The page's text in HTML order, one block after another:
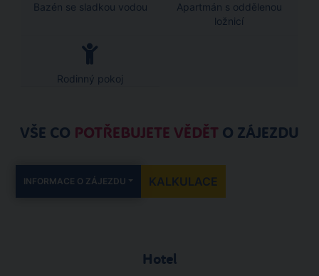
Bazén se sladkou vodou
Apartmán s oddělenou
ložnicí
Rodinný pokoj
VŠE CO POTŘEBUJETE VĚDĚT O ZÁJEZDU
INFORMACE O ZÁJEZDU KALKULACE
Hotel